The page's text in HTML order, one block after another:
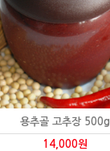
용추골 고추장 500g
14,000원